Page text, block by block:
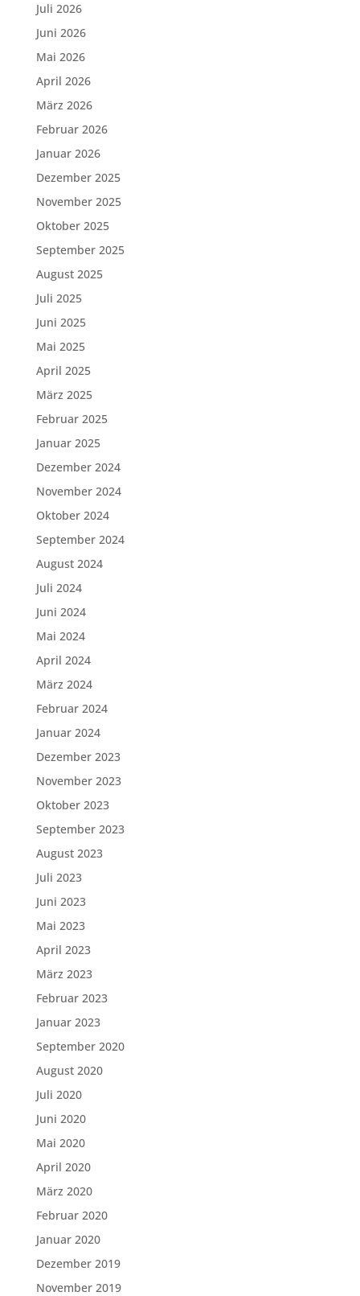
Juli 2026
Juni 2026
Mai 2026
April 2026
März 2026
Februar 2026
Januar 2026
Dezember 2025
November 2025
Oktober 2025
September 2025
August 2025
Juli 2025
Juni 2025
Mai 2025
April 2025
März 2025
Februar 2025
Januar 2025
Dezember 2024
November 2024
Oktober 2024
September 2024
August 2024
Juli 2024
Juni 2024
Mai 2024
April 2024
März 2024
Februar 2024
Januar 2024
Dezember 2023
November 2023
Oktober 2023
September 2023
August 2023
Juli 2023
Juni 2023
Mai 2023
April 2023
März 2023
Februar 2023
Januar 2023
September 2020
August 2020
Juli 2020
Juni 2020
Mai 2020
April 2020
März 2020
Februar 2020
Januar 2020
Dezember 2019
November 2019